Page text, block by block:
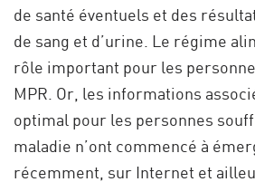
de santé éventuels et des
de sang et d’urine. Le régime
rôle important pour les
MPR. Or, les informations
optimal pour les personnes
maladie n’ont commencé à
récemment, sur Internet et